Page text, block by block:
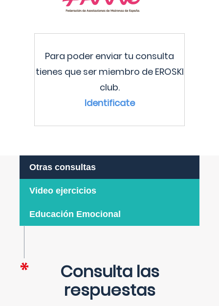
Para poder enviar tu consulta
tienes que ser miembro de EROSKI
club.
Identificate
Otras consultas
Video ejercicios
Educación Emocional
Consulta las
respuestas